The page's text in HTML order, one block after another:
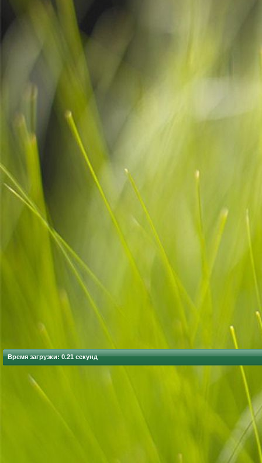
Время загрузки: 0.21 секунд